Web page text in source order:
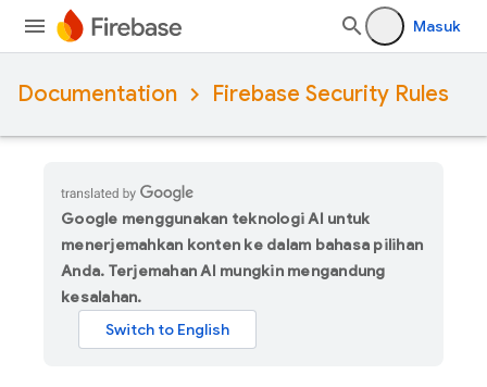
Masuk
Documentation Firebase Security Rules
Google menggunakan teknologi AI untuk
menerjemahkan konten ke dalam bahasa pilihan
Anda. Terjemahan AI mungkin mengandung
kesalahan.